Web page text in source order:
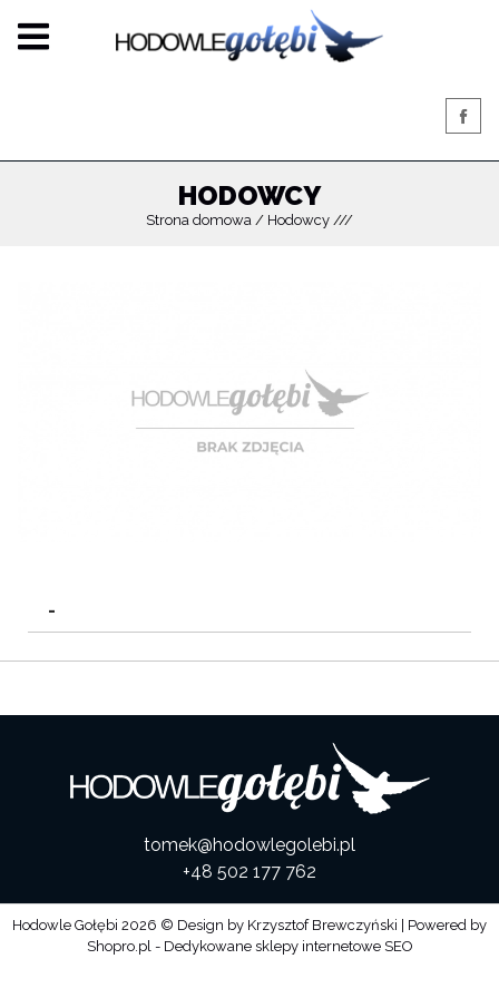
HODOWCY
Strona domowa Hodowcy
-
tomek@hodowlegolebi.pl
+48 502 177 762
Hodowle Gołębi 2026 © Design by Krzysztof Brewczyński | Powered by
Shopro.pl - Dedykowane sklepy internetowe SEO